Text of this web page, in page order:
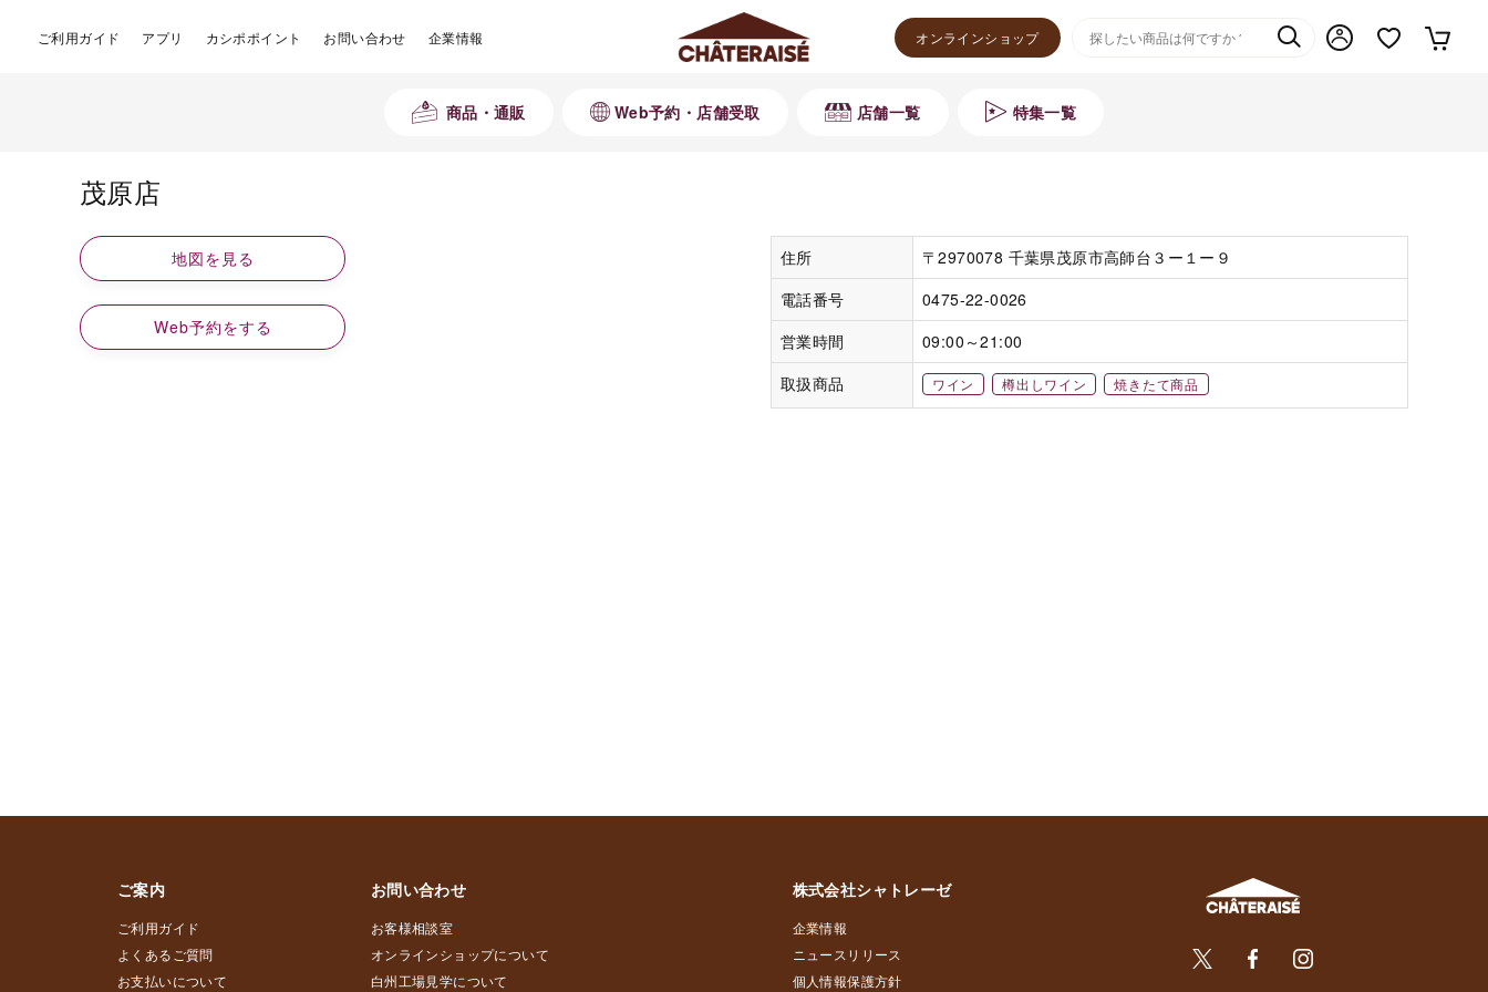
ご利用ガイド アプリ カシポポイント お問い合わせ 企業情報 オンラインショップ
商品・通販 Web予約・店舗受取 店舗一覧 特集一覧
茂原店
住所
〒2970078 千葉県茂原市高師台３ー１ー９
電話番号
0475-22-0026
営業時間
09:00～21:00
取扱商品
ワイン 樽出しワイン 焼きたて商品
地図を見る
Web予約をする
ご案内
ご利用ガイド
よくあるご質問
お支払いについて
お問い合わせ
お客様相談室
オンラインショップについて
白州工場見学について
株式会社シャトレーゼ
企業情報
ニュースリリース
個人情報保護方針